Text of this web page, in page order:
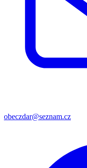
obeczdar@seznam.cz